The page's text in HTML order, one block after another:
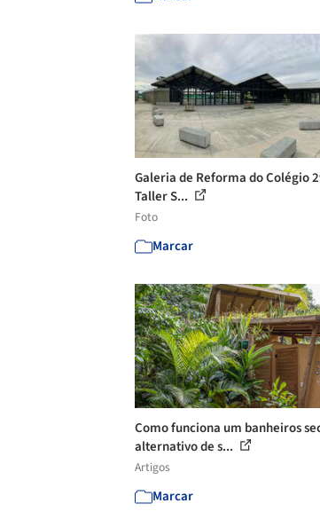
Galeria de Reforma do Colégio
Taller S...
Foto
Marcar
Como funciona um banheiros
alternativo de s...
Artigos
Marcar